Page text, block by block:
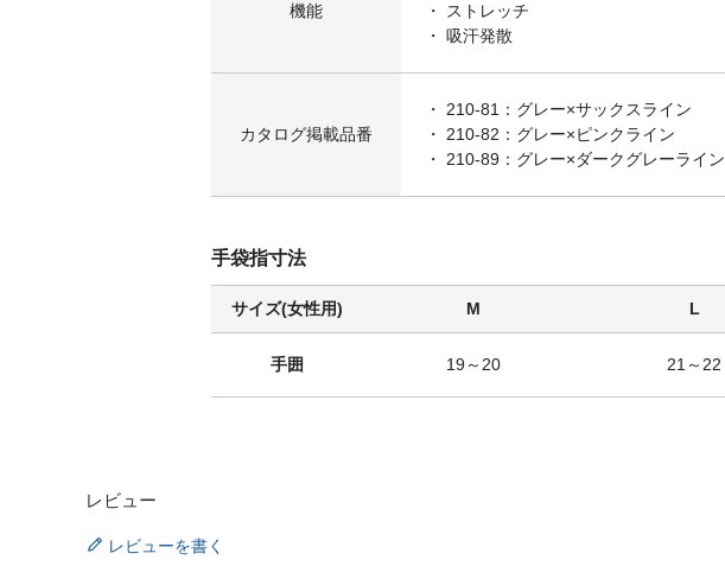
機能
ストレッチ
吸汗発散
カタログ掲載品番
210-81：グレー×サックスライン
210-82：グレー×ピンクライン
210-89：グレー×ダークグレーライン
手袋指寸法
サイズ(女性用) M L
手囲 19～20 21～22
レビュー
レビューを書く